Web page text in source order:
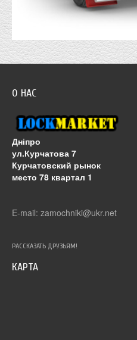
О НАС
Дніпро
ул.Курчатова 7
Курчатовский рынок
место 78 квартал 1
E-mail: zamochniki@ukr.net
РАССКАЗАТЬ ДРУЗЬЯМ!
КАРТА